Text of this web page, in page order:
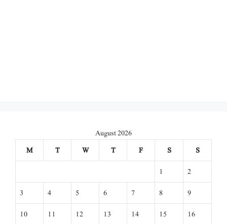
August 2026
M
T W T F S
S
1
2
3
4 5 6 7 8
9
10
11 12 13 14 15
16